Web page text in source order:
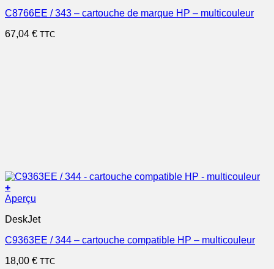
C8766EE / 343 – cartouche de marque HP – multicouleur
67,04 € TTC
+
Aperçu
DeskJet
C9363EE / 344 – cartouche compatible HP – multicouleur
18,00 € TTC